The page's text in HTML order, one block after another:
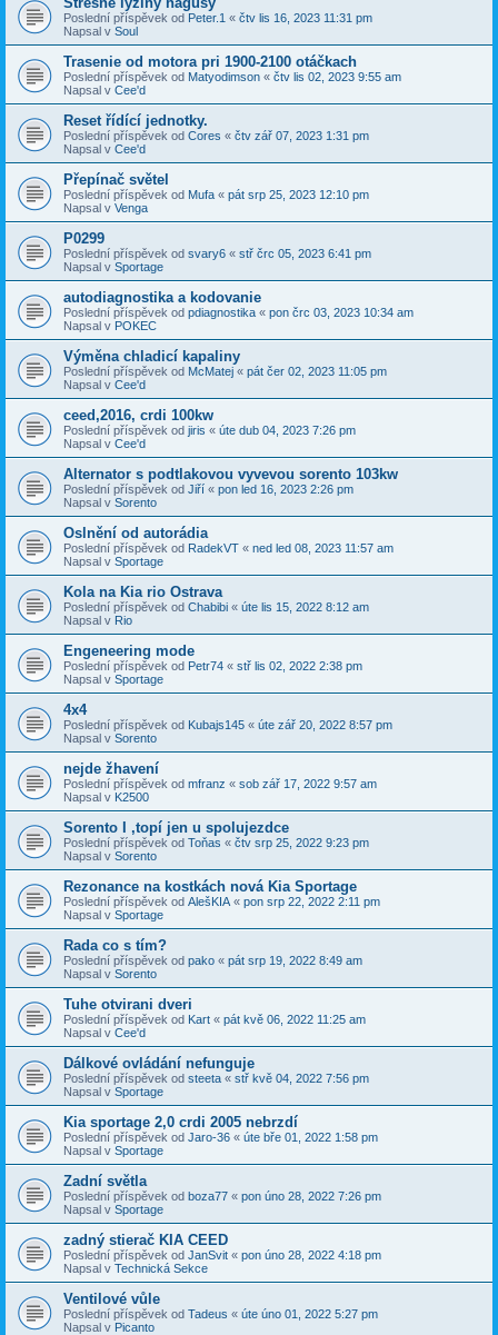
Poslední příspěvek od Peter.1 « čtv lis 16, 2023 11:31 pm
Napsal v Soul
Trasenie od motora pri 1900-2100 otáčkach
Poslední příspěvek od Matyodimson « čtv lis 02, 2023 9:55 am
Napsal v Cee'd
Reset řídící jednotky.
Poslední příspěvek od Cores « čtv zář 07, 2023 1:31 pm
Napsal v Cee'd
Přepínač světel
Poslední příspěvek od Mufa « pát srp 25, 2023 12:10 pm
Napsal v Venga
P0299
Poslední příspěvek od svary6 « stř črc 05, 2023 6:41 pm
Napsal v Sportage
autodiagnostika a kodovanie
Poslední příspěvek od pdiagnostika « pon črc 03, 2023 10:34 am
Napsal v POKEC
Výměna chladicí kapaliny
Poslední příspěvek od McMatej « pát čer 02, 2023 11:05 pm
Napsal v Cee'd
ceed,2016, crdi 100kw
Poslední příspěvek od jiris « úte dub 04, 2023 7:26 pm
Napsal v Cee'd
Alternator s podtlakovou vyvevou sorento 103kw
Poslední příspěvek od Jiří « pon led 16, 2023 2:26 pm
Napsal v Sorento
Oslnění od autorádia
Poslední příspěvek od RadekVT « ned led 08, 2023 11:57 am
Napsal v Sportage
Kola na Kia rio Ostrava
Poslední příspěvek od Chabibi « úte lis 15, 2022 8:12 am
Napsal v Rio
Engeneering mode
Poslední příspěvek od Petr74 « stř lis 02, 2022 2:38 pm
Napsal v Sportage
4x4
Poslední příspěvek od Kubajs145 « úte zář 20, 2022 8:57 pm
Napsal v Sorento
nejde žhavení
Poslední příspěvek od mfranz « sob zář 17, 2022 9:57 am
Napsal v K2500
Sorento I ,topí jen u spolujezdce
Poslední příspěvek od Toňas « čtv srp 25, 2022 9:23 pm
Napsal v Sorento
Rezonance na kostkách nová Kia Sportage
Poslední příspěvek od AlešKIA « pon srp 22, 2022 2:11 pm
Napsal v Sportage
Rada co s tím?
Poslední příspěvek od pako « pát srp 19, 2022 8:49 am
Napsal v Sorento
Tuhe otvirani dveri
Poslední příspěvek od Kart « pát kvě 06, 2022 11:25 am
Napsal v Cee'd
Dálkové ovládání nefunguje
Poslední příspěvek od steeta « stř kvě 04, 2022 7:56 pm
Napsal v Sportage
Kia sportage 2,0 crdi 2005 nebrzdí
Poslední příspěvek od Jaro-36 « úte bře 01, 2022 1:58 pm
Napsal v Sportage
Zadní světla
Poslední příspěvek od boza77 « pon úno 28, 2022 7:26 pm
Napsal v Sportage
zadný stierač KIA CEED
Poslední příspěvek od JanSvit « pon úno 28, 2022 4:18 pm
Napsal v Technická Sekce
Ventilové vůle
Poslední příspěvek od Tadeus « úte úno 01, 2022 5:27 pm
Napsal v Picanto